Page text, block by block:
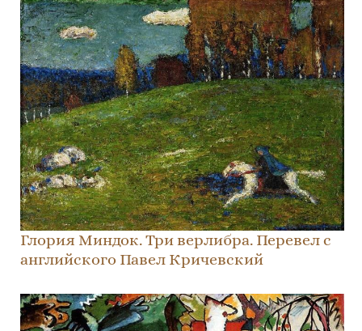
Глория Миндок. Три верлибра. Перевел с
английского Павел Кричевский